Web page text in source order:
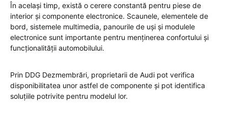
În același timp, există o cerere constantă pentru piese de
interior și componente electronice. Scaunele, elementele de
bord, sistemele multimedia, panourile de uși și modulele
electronice sunt importante pentru menținerea confortului și
funcționalității automobilului.
Prin DDG Dezmembrări, proprietarii de Audi pot verifica
disponibilitatea unor astfel de componente și pot identifica
soluțiile potrivite pentru modelul lor.